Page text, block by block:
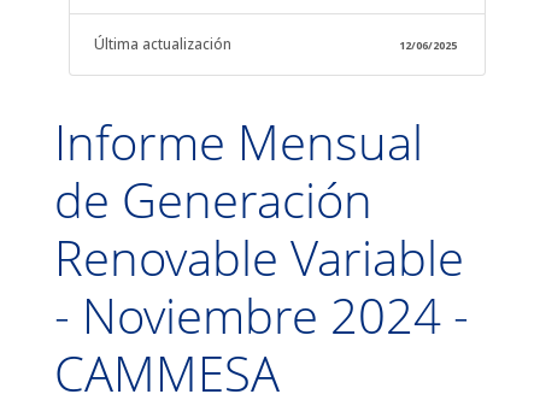
Última actualización 12/06/2025
Informe Mensual
de Generación
Renovable Variable
- Noviembre 2024 -
CAMMESA